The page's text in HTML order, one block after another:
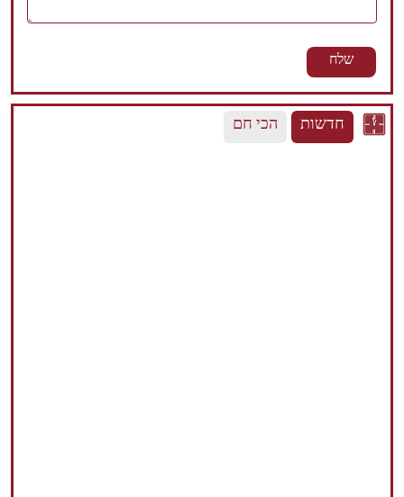
חדשות הכי חם